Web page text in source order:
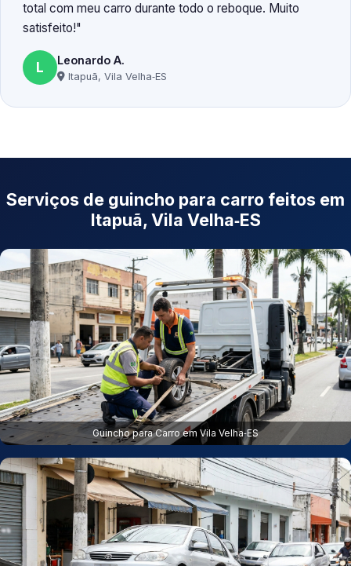
total com meu carro durante todo o reboque. Muito
satisfeito!
L Leonardo A.
Itapuã, Vila Velha‑ES
Serviços de guincho para carro feitos em
Itapuã, Vila Velha‑ES
Guincho para Carro em Vila Velha‑ES